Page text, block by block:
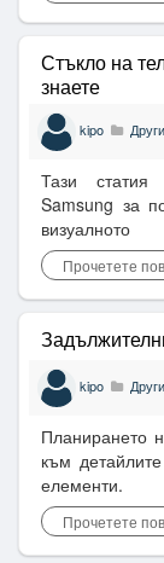
Стъкло на
знаете
kipo Други
Тази статия
Samsung за
визуалното
Прочетете
kipo Други
Планирането
към
елементи.
Прочетете